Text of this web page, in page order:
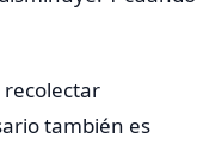
también es